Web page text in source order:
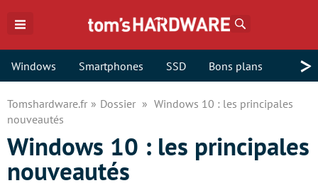
Windows Smartphones SSD Bons plans >
Tomshardware.fr Dossier
Windows 10 : les principales
nouveautés
Windows 10 : les principales
nouveautés